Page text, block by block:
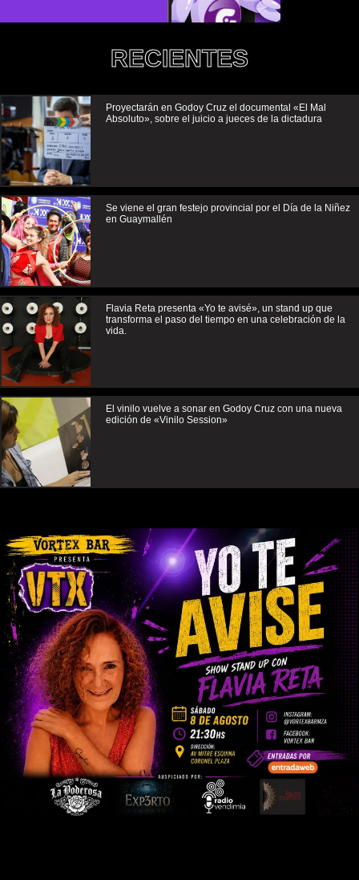
RECIENTES
Proyectarán en Godoy Cruz el documental «El Mal
Absoluto», sobre el juicio a jueces de la dictadura
Se viene el gran festejo provincial por el Día de la Niñez
en Guaymallén
Flavia Reta presenta «Yo te avisé», un stand up que
transforma el paso del tiempo en una celebración de la
vida.
El vinilo vuelve a sonar en Godoy Cruz con una nueva
edición de «Vinilo Session»